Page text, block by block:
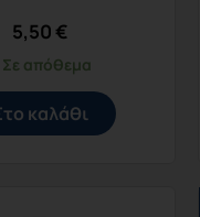
5,50€
Σε απόθεμα
καλάθι